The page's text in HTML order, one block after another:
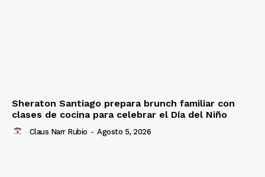
Sheraton Santiago prepara brunch familiar con
clases de cocina para celebrar el Día del Niño
Claus Narr Rubio - Agosto 5, 2026